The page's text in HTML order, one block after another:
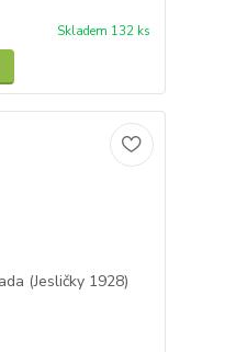
Skladem 132 ks